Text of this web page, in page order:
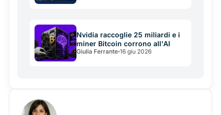
Nvidia raccoglie 25 miliardi e i
miner Bitcoin corrono all'AI
Giulia Ferrante 16 giu 2026